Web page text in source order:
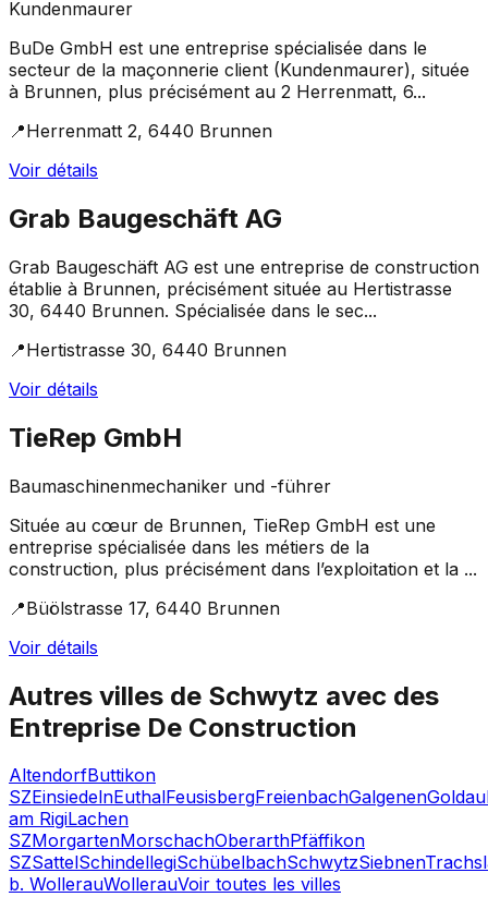
Kundenmaurer
BuDe GmbH est une entreprise spécialisée dans le
secteur de la maçonnerie client (Kundenmaurer), située
à Brunnen, plus précisément au 2 Herrenmatt, 6...
📍Herrenmatt 2, 6440 Brunnen
Voir détails
Grab Baugeschäft AG
Grab Baugeschäft AG est une entreprise de construction
établie à Brunnen, précisément située au Hertistrasse
30, 6440 Brunnen. Spécialisée dans le sec...
📍Hertistrasse 30, 6440 Brunnen
Voir détails
TieRep GmbH
Baumaschinenmechaniker und -führer
Située au cœur de Brunnen, TieRep GmbH est une
entreprise spécialisée dans les métiers de la
construction, plus précisément dans l’exploitation et la ...
📍Büölstrasse 17, 6440 Brunnen
Voir détails
Autres villes de Schwytz avec des
Entreprise De Construction
AltendorfButtikon
SZEinsiedelnEuthalFeusisbergFreienbachGalgenenGoldau
am RigiLachen
SZMorgartenMorschachOberarthPfäffikon
SZSattelSchindellegiSchübelbachSchwytzSiebnen
b. WollerauWollerauVoir toutes les villes